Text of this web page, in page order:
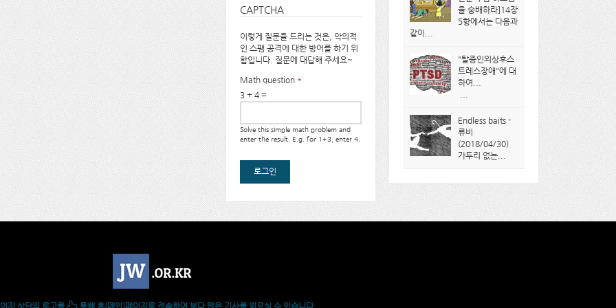
을 숭배하라]14장
5항에서는 다음과
같이...
"탈증인외상후스
트레스장애"에 대
하여...
Endless baits -
류비
(2018/04/30)
가두리 없는...
CAPTCHA
이렇게 질문을 드리는 것은, 악의적
인 스팸 공격에 대한 방어를 하기 위
함입니다. 질문에 대답해 주세요~
Math question *
3 + 4 =
Solve this simple math problem and
enter the result. E.g. for 1+3, enter 4.
지 상단의 로고를 통해 홈(메인)페이지로 접속하여 보다 많은 기사를 읽으실 수 있습니다.